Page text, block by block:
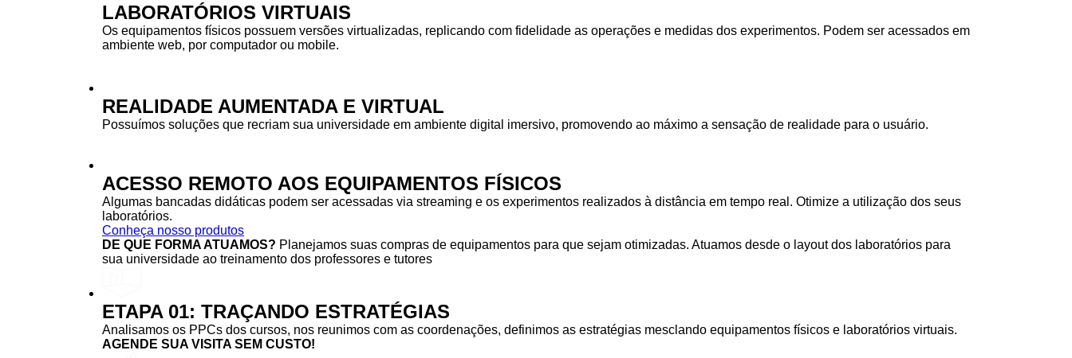
LABORATÓRIOS VIRTUAIS
Os equipamentos físicos possuem versões virtualizadas, replicando com fidelidade as operações e medidas dos experimentos. Podem ser acessados em
ambiente web, por computador ou mobile.
REALIDADE AUMENTADA E VIRTUAL
Possuímos soluções que recriam sua universidade em ambiente digital imersivo, promovendo ao máximo a sensação de realidade para o usuário.
ACESSO REMOTO AOS EQUIPAMENTOS FÍSICOS
Algumas bancadas didáticas podem ser acessadas via streaming e os experimentos realizados à distância em tempo real. Otimize a utilização dos seus
laboratórios.
Conheça nosso produtos
DE QUE FORMA ATUAMOS? Planejamos suas compras de equipamentos para que sejam otimizadas. Atuamos desde o layout dos laboratórios para
sua universidade ao treinamento dos professores e tutores
ETAPA 01: TRAÇANDO ESTRATÉGIAS
Analisamos os PPCs dos cursos, nos reunimos com as coordenações, definimos as estratégias mesclando equipamentos físicos e laboratórios virtuais.
AGENDE SUA VISITA SEM CUSTO!